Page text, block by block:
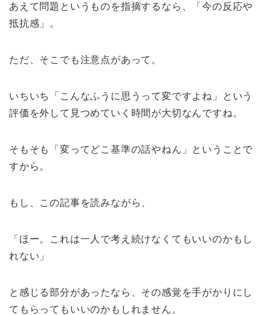
あえて問題というものを指摘するなら、「今の反応や
抵抗感」。
ただ、そこでも注意点があって。
いちいち「こんなふうに思うって変ですよね」という
評価を外して見つめていく時間が大切なんですね。
そもそも「変ってどこ基準の話やねん」ということで
すから。
もし、この記事を読みながら、
「ほー。これは一人で考え続けなくてもいいのかもし
れない」
と感じる部分があったなら、その感覚を手がかりにし
てもらってもいいのかもしれません。